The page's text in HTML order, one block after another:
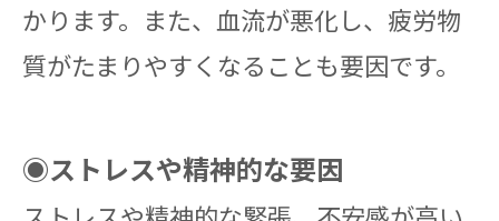
かります。また、血流が悪化し、疲労物
質がたまりやすくなることも要因です。
◉ストレスや精神的な要因